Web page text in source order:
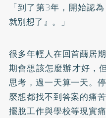
「到了第3年，開始認
就別想了』。」
很多年輕人在回首繭居
期會想該怎麼辦才好，
思考，過一天算一天。
麼想都找不到答案的痛
擺脫工作與學校等現實